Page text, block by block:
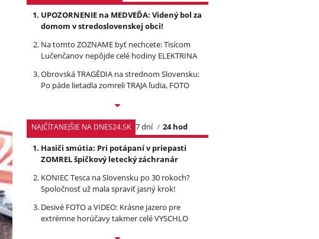
UPOZORNENIE na MEDVEĎA: Videný bol za
domom v stredoslovenskej obci!
Na tomto ZOZNAME byť nechcete: Tisícom
Lučenčanov nepôjde celé hodiny ELEKTRINA
Obrovská TRAGÉDIA na strednom Slovensku:
Po páde lietadla zomreli TRAJA ľudia, FOTO
NAJČÍTANEJŠIE NA DNES24.SK 7 dní
24 hod
Hasiči smútia: Pri potápaní v priepasti
ZOMREL špičkový letecký záchranár
KONIEC Tesca na Slovensku po 30 rokoch?
Spoločnosť už mala spraviť jasný krok!
Desivé FOTO a VIDEO: Krásne jazero pre
extrémne horúčavy takmer celé VYSCHLO